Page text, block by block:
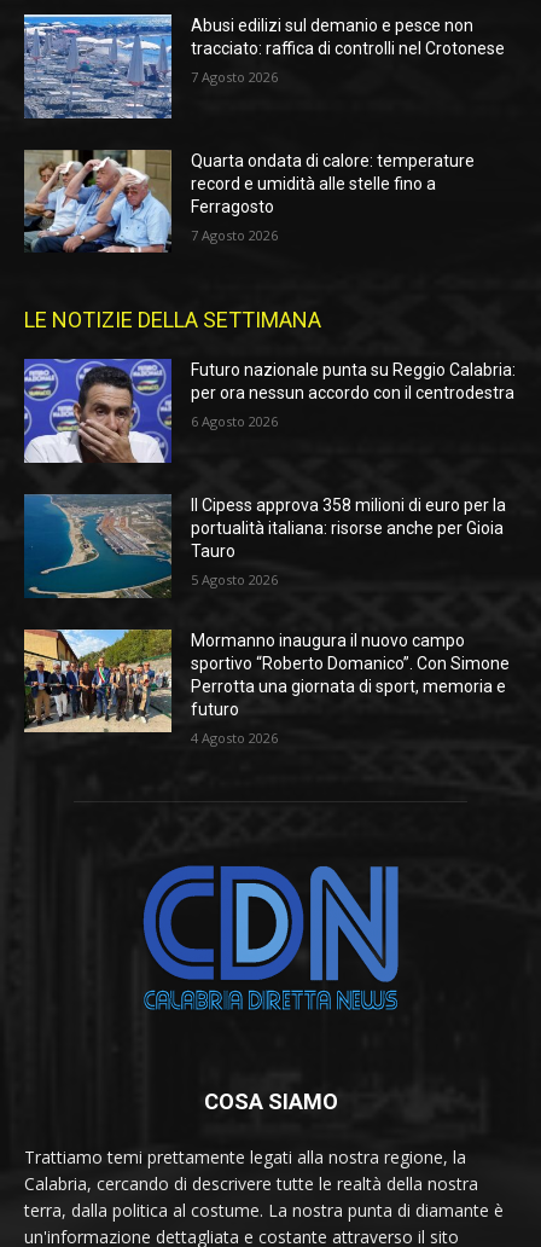
Abusi edilizi sul demanio e pesce non
tracciato: raffica di controlli nel Crotonese
7 Agosto 2026
Quarta ondata di calore: temperature
record e umidità alle stelle fino a
Ferragosto
7 Agosto 2026
LE NOTIZIE DELLA SETTIMANA
Futuro nazionale punta su Reggio Calabria:
per ora nessun accordo con il centrodestra
6 Agosto 2026
Il Cipess approva 358 milioni di euro per la
portualità italiana: risorse anche per Gioia
Tauro
5 Agosto 2026
Mormanno inaugura il nuovo campo
sportivo “Roberto Domanico”. Con Simone
Perrotta una giornata di sport, memoria e
futuro
4 Agosto 2026
COSA SIAMO
Trattiamo temi prettamente legati alla nostra regione, la
Calabria, cercando di descrivere tutte le realtà della nostra
terra, dalla politica al costume. La nostra punta di diamante è
un'informazione dettagliata e costante attraverso il sito